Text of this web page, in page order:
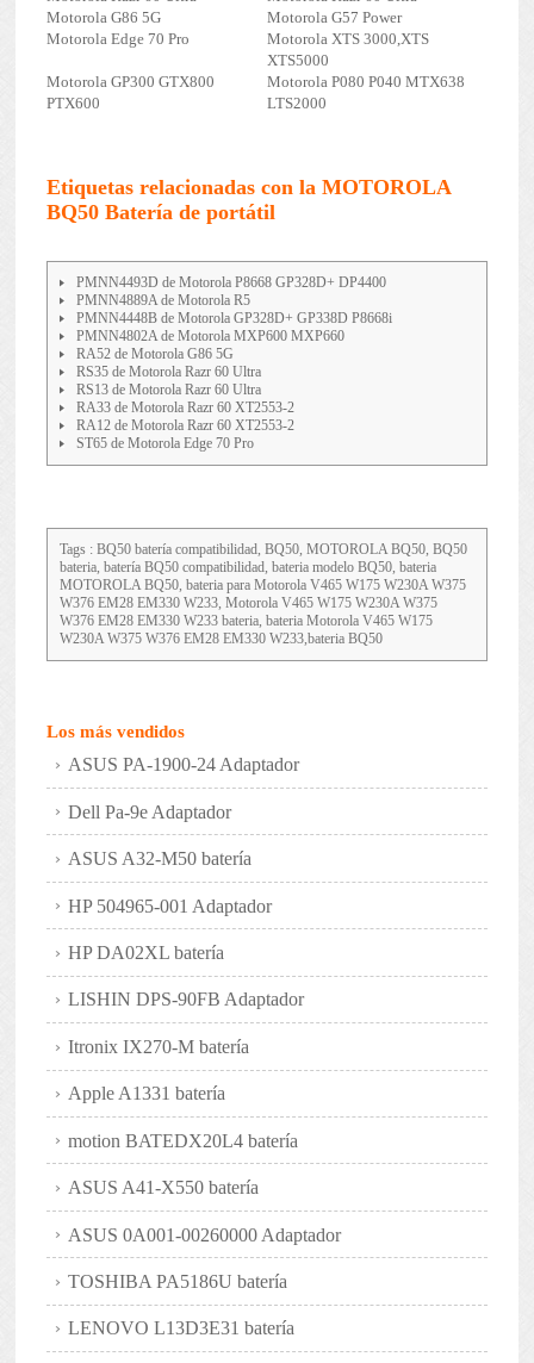
Motorola G86 5G
Motorola G57 Power
Motorola Edge 70 Pro
Motorola XTS 3000,XTS
XTS5000
Motorola GP300 GTX800
PTX600
Motorola P080 P040 MTX638
LTS2000
Etiquetas relacionadas con la MOTOROLA
BQ50 Batería de portátil
PMNN4493D de Motorola P8668 GP328D+ DP4400
PMNN4889A de Motorola R5
PMNN4448B de Motorola GP328D+ GP338D P8668i
PMNN4802A de Motorola MXP600 MXP660
RA52 de Motorola G86 5G
RS35 de Motorola Razr 60 Ultra
RS13 de Motorola Razr 60 Ultra
RA33 de Motorola Razr 60 XT2553-2
RA12 de Motorola Razr 60 XT2553-2
ST65 de Motorola Edge 70 Pro
Tags : BQ50 batería compatibilidad, BQ50, MOTOROLA BQ50, BQ50
bateria, batería BQ50 compatibilidad, bateria modelo BQ50, bateria
MOTOROLA BQ50, bateria para Motorola V465 W175 W230A W375
W376 EM28 EM330 W233, Motorola V465 W175 W230A W375
W376 EM28 EM330 W233 bateria, bateria Motorola V465 W175
W230A W375 W376 EM28 EM330 W233,bateria BQ50
Los más vendidos
ASUS PA-1900-24 Adaptador
Dell Pa-9e Adaptador
ASUS A32-M50 batería
HP 504965-001 Adaptador
HP DA02XL batería
LISHIN DPS-90FB Adaptador
Itronix IX270-M batería
Apple A1331 batería
motion BATEDX20L4 batería
ASUS A41-X550 batería
ASUS 0A001-00260000 Adaptador
TOSHIBA PA5186U batería
LENOVO L13D3E31 batería